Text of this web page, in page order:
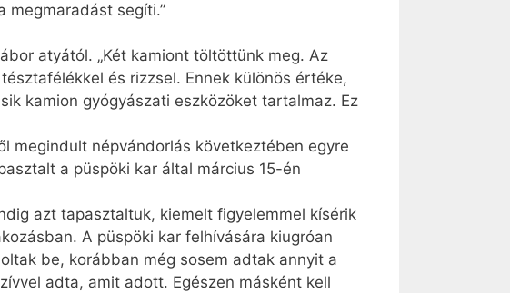
megmaradást segíti.”
atyától. „Két kamiont töltöttünk meg. Az
és rizzsel. Ennek különös értéke,
kamion gyógyászati eszközöket tartalmaz. Ez
megindult népvándorlás következtében egyre
a püspöki kar által március 15-én
azt tapasztaltuk, kiemelt figyelemmel kísérik
A püspöki kar felhívására kiugróan
be, korábban még sosem adtak annyit a
adta, amit adott. Egészen másként kell